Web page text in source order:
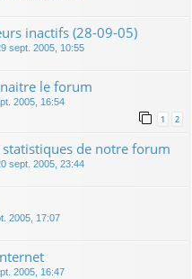
inactifs (28-09-05)
sept. 2005, 10:55
le forum
2005, 16:54
1 2
statistiques de notre forum
sept. 2005, 23:44
2005, 17:07
2005, 16:47